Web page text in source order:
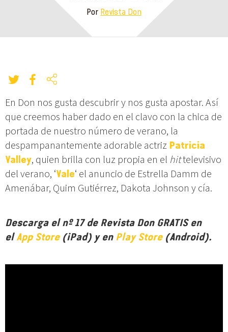
Por Revista Don
En Don nos gusta descubrir y nos gusta apostar. Así
que creemos haber dado en el clavo con la chica de
portada de nuestro número de verano, la
despampanantemente adorable actriz Patricia
Valley, quien brilla con luz propia en el hittelevisivo
del verano, ‘Vale‘ el anuncio de Estrella Damm de
Amenábar, Quim Gutiérrez, Dakota Johnson y cía.
Descarga el nº 17 de Revista Don GRATIS en
elApp Store(iPad) y en Play Store(Android).